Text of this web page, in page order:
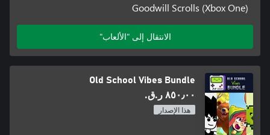
Goodwill Scrolls (Xbox One)
الانتقال إلى "الألعاب"
Old School Vibes Bundle
٨٥٠٫٠٠ ر.ق.‏
هذا الإصدار